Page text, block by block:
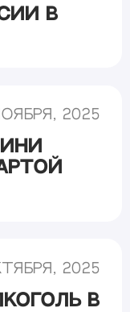
в
2025
2025
в